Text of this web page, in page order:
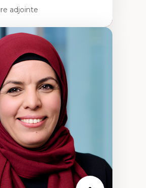
adjointe
de recherche
qu'humains
socio-écologiques
de la biodiversité
et méthodes participatives
sciences
humain-environnement